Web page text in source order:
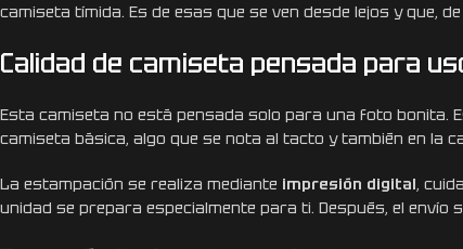
camiseta tímida. Es de esas que se ven desde lejos y que,
Calidad de camiseta pensada para
Esta camiseta no está pensada solo para una foto bonita.
camiseta básica, algo que se nota al tacto y también en la
La estampación se realiza mediante impresión digital,
unidad se prepara especialmente para ti. Después, el